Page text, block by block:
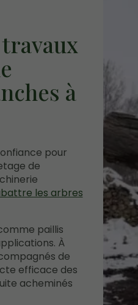
à
pour
de
les arbres
paillis
À
de
efficace des
acheminés